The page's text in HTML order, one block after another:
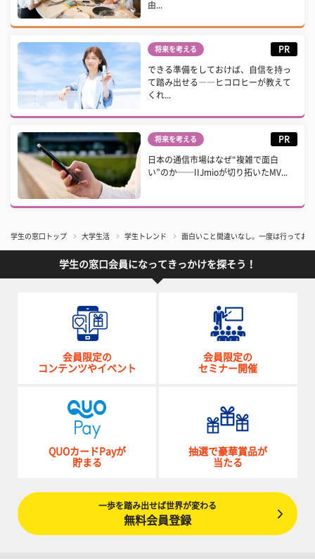
由...
将来を考える PR
できる準備をしておけば、自信を持っ
て踏み出せる――ヒコロヒーが教えて
くれ...
将来を考える PR
日本の通信市場はなぜ“複雑で面白
い”のか──IIJmioが切り拓いたMV...
学生の窓口トップ 大学生活 学生トレンド 面白いこと間違いなし。一度は行ってお
学生の窓口会員になってきっかけを探そう！
会員限定の
コンテンツやイベント
会員限定の
セミナー開催
QUOカードPayが
貯まる
抽選で豪華賞品が
当たる
一歩を踏み出せば世界が変わる
無料会員登録